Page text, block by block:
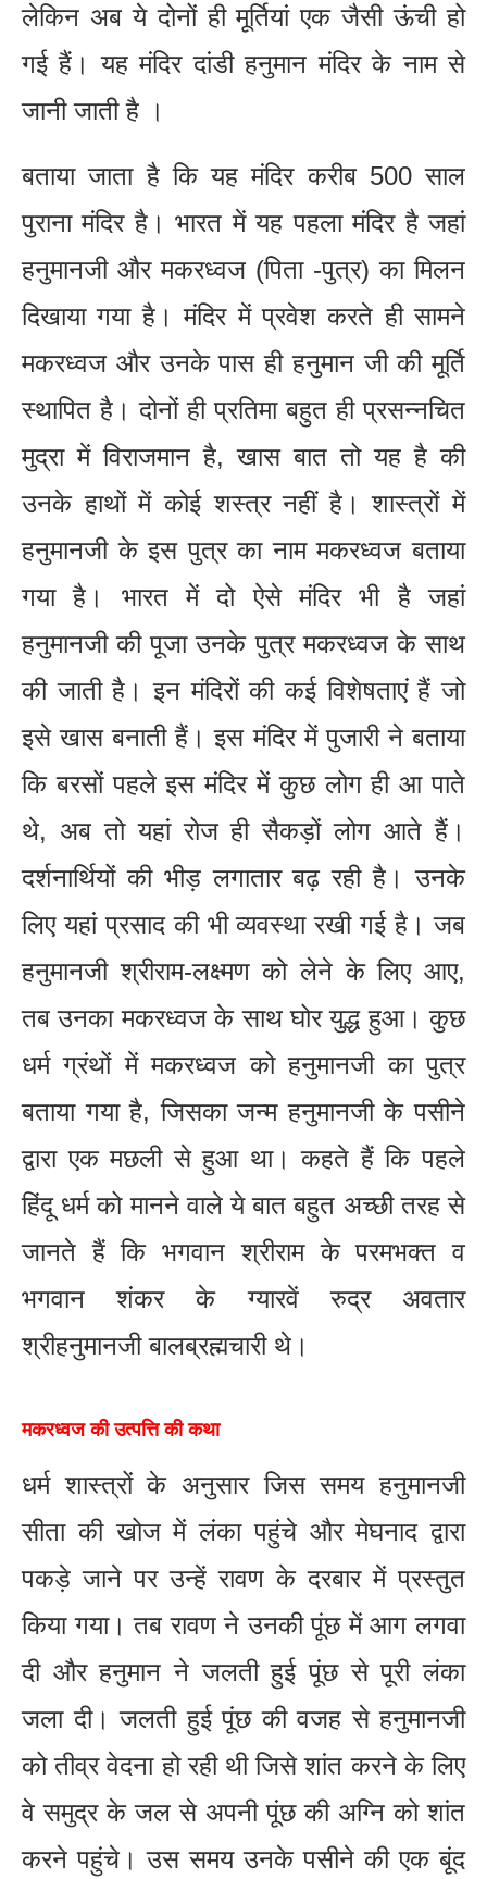
लेकिन अब ये दोनों ही मूर्तियां एक जैसी ऊंची हो
गई हैं। यह मंदिर दांडी हनुमान मंदिर के नाम से
जानी जाती है ।
बताया जाता है कि यह मंदिर करीब 500 साल
पुराना मंदिर है। भारत में यह पहला मंदिर है जहां
हनुमानजी और मकरध्वज (पिता -पुत्र) का मिलन
दिखाया गया है। मंदिर में प्रवेश करते ही सामने
मकरध्वज और उनके पास ही हनुमान जी की मूर्ति
स्थापित है। दोनों ही प्रतिमा बहुत ही प्रसन्नचित
मुद्रा में विराजमान है, खास बात तो यह है की
उनके हाथों में कोई शस्त्र नहीं है। शास्त्रों में
हनुमानजी के इस पुत्र का नाम मकरध्वज बताया
गया है। भारत में दो ऐसे मंदिर भी है जहां
हनुमानजी की पूजा उनके पुत्र मकरध्वज के साथ
की जाती है। इन मंदिरों की कई विशेषताएं हैं जो
इसे खास बनाती हैं। इस मंदिर में पुजारी ने बताया
कि बरसों पहले इस मंदिर में कुछ लोग ही आ पाते
थे, अब तो यहां रोज ही सैकड़ों लोग आते हैं।
दर्शनार्थियों की भीड़ लगातार बढ़ रही है। उनके
लिए यहां प्रसाद की भी व्यवस्था रखी गई है। जब
हनुमानजी श्रीराम-लक्ष्मण को लेने के लिए आए,
तब उनका मकरध्वज के साथ घोर युद्ध हुआ। कुछ
धर्म ग्रंथों में मकरध्वज को हनुमानजी का पुत्र
बताया गया है, जिसका जन्म हनुमानजी के पसीने
द्वारा एक मछली से हुआ था। कहते हैं कि पहले
हिंदू धर्म को मानने वाले ये बात बहुत अच्छी तरह से
जानते हैं कि भगवान श्रीराम के परमभक्त व
भगवान शंकर के ग्यारवें रुद्र अवतार
श्रीहनुमानजी बालब्रह्मचारी थे।
मकरध्वज की उत्पत्ति की कथा
धर्म शास्त्रों के अनुसार जिस समय हनुमानजी
सीता की खोज में लंका पहुंचे और मेघनाद द्वारा
पकड़े जाने पर उन्हें रावण के दरबार में प्रस्तुत
किया गया। तब रावण ने उनकी पूंछ में आग लगवा
दी और हनुमान ने जलती हुई पूंछ से पूरी लंका
जला दी। जलती हुई पूंछ की वजह से हनुमानजी
को तीव्र वेदना हो रही थी जिसे शांत करने के लिए
वे समुद्र के जल से अपनी पूंछ की अग्नि को शांत
करने पहुंचे। उस समय उनके पसीने की एक बूंद